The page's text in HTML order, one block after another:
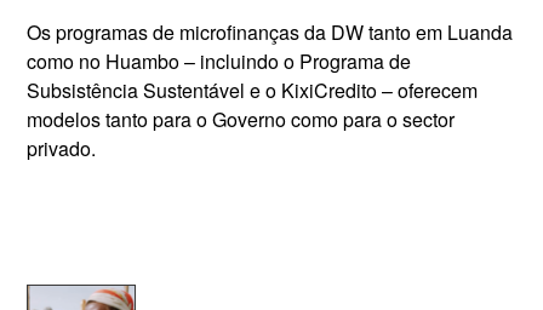
Os programas de microfinanças da DW tanto em Luanda
como no Huambo – incluindo o Programa de
Subsistência Sustentável e o KixiCredito – oferecem
modelos tanto para o Governo como para o sector
privado.